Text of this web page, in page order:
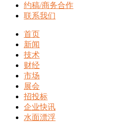
约稿/商务合作
联系我们
首页
新闻
技术
财经
市场
展会
招投标
企业快讯
水面漂浮